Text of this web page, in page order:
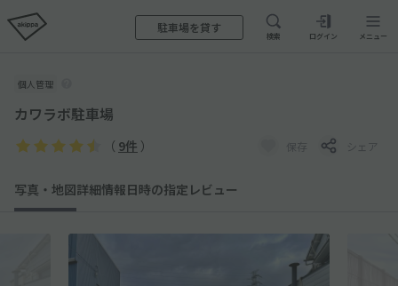
駐車場を貸す
検索 ログイン メニュー
個人管理
カワラボ駐車場
（ 9件 ） 保存 シェア
写真・地図詳細情報日時の指定 レビュー